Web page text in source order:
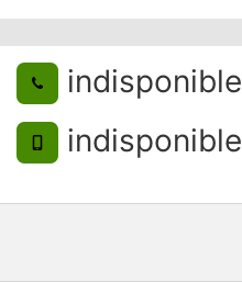
indisponible
indisponible